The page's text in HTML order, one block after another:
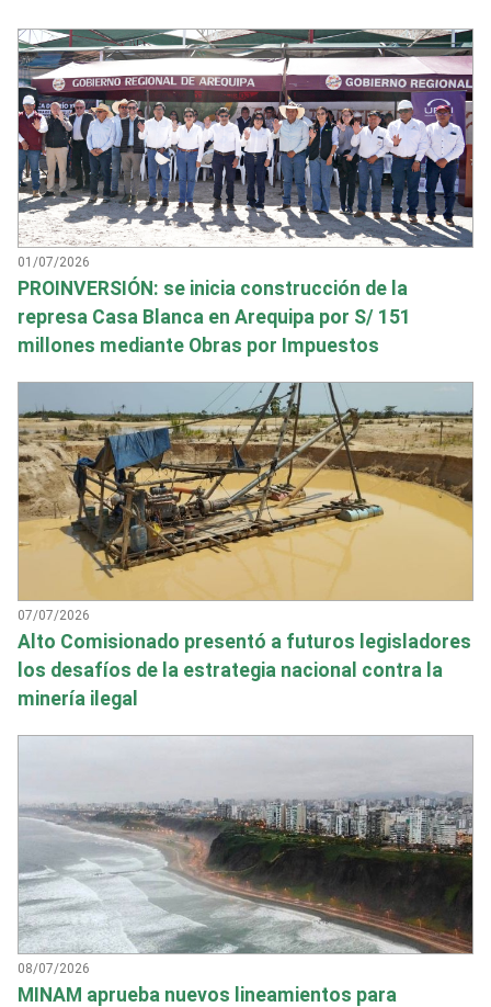
01/07/2026
PROINVERSIÓN: se inicia construcción de la
represa Casa Blanca en Arequipa por S/ 151
millones mediante Obras por Impuestos
07/07/2026
Alto Comisionado presentó a futuros legisladores
los desafíos de la estrategia nacional contra la
minería ilegal
08/07/2026
MINAM aprueba nuevos lineamientos para